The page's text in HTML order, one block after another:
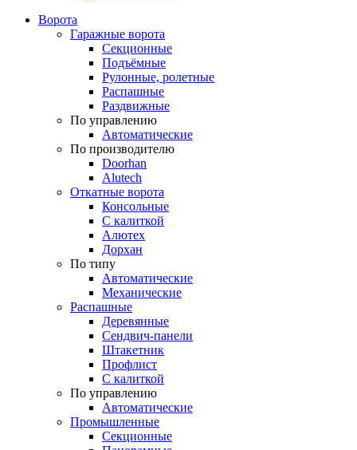
Ворота
Гаражные ворота
Секционные
Подъёмные
Рулонные, ролетные
Распашные
Раздвижные
По управлению
Автоматические
По производителю
Doorhan
Alutech
Откатные ворота
Консольные
С калиткой
Алютех
Дорхан
По типу
Автоматические
Механические
Распашные
Деревянные
Сендвич-панели
Штакетник
Профлист
С калиткой
По управлению
Автоматические
Промышленные
Секционные